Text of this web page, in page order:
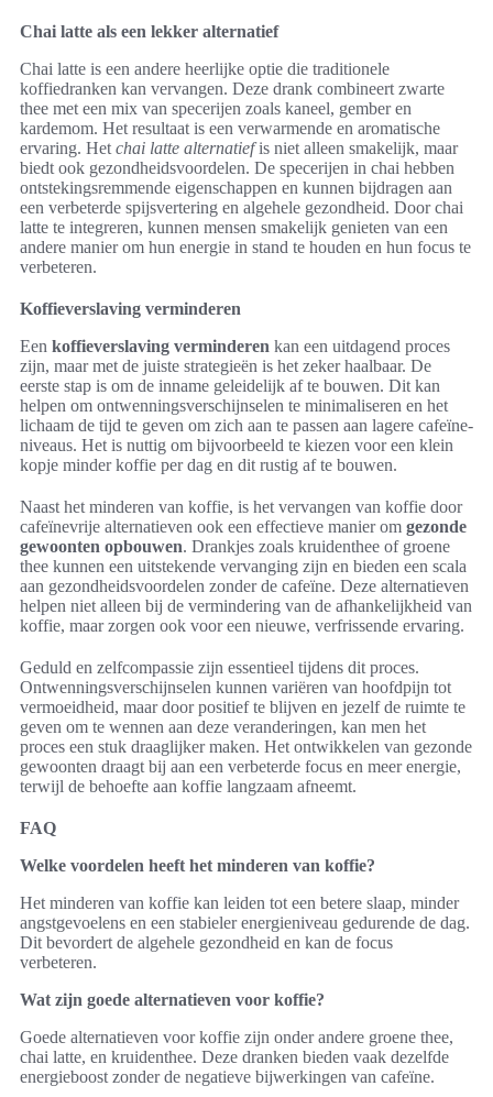
Chai latte als een lekker alternatief
Chai latte is een andere heerlijke optie die traditionele
koffiedranken kan vervangen. Deze drank combineert zwarte
thee met een mix van specerijen zoals kaneel, gember en
kardemom. Het resultaat is een verwarmende en aromatische
ervaring. Het chai latte alternatiefis niet alleen smakelijk, maar
biedt ook gezondheidsvoordelen. De specerijen in chai hebben
ontstekingsremmende eigenschappen en kunnen bijdragen aan
een verbeterde spijsvertering en algehele gezondheid. Door chai
latte te integreren, kunnen mensen smakelijk genieten van een
andere manier om hun energie in stand te houden en hun focus te
verbeteren.
Koffieverslaving verminderen
Een koffieverslaving verminderen kan een uitdagend proces
zijn, maar met de juiste strategieën is het zeker haalbaar. De
eerste stap is om de inname geleidelijk af te bouwen. Dit kan
helpen om ontwenningsverschijnselen te minimaliseren en het
lichaam de tijd te geven om zich aan te passen aan lagere cafeïne-
niveaus. Het is nuttig om bijvoorbeeld te kiezen voor een klein
kopje minder koffie per dag en dit rustig af te bouwen.
Naast het minderen van koffie, is het vervangen van koffie door
cafeïnevrije alternatieven ook een effectieve manier om gezonde
gewoonten opbouwen. Drankjes zoals kruidenthee of groene
thee kunnen een uitstekende vervanging zijn en bieden een scala
aan gezondheidsvoordelen zonder de cafeïne. Deze alternatieven
helpen niet alleen bij de vermindering van de afhankelijkheid van
koffie, maar zorgen ook voor een nieuwe, verfrissende ervaring.
Geduld en zelfcompassie zijn essentieel tijdens dit proces.
Ontwenningsverschijnselen kunnen variëren van hoofdpijn tot
vermoeidheid, maar door positief te blijven en jezelf de ruimte te
geven om te wennen aan deze veranderingen, kan men het
proces een stuk draaglijker maken. Het ontwikkelen van gezonde
gewoonten draagt bij aan een verbeterde focus en meer energie,
terwijl de behoefte aan koffie langzaam afneemt.
FAQ
Welke voordelen heeft het minderen van koffie?
Het minderen van koffie kan leiden tot een betere slaap, minder
angstgevoelens en een stabieler energieniveau gedurende de dag.
Dit bevordert de algehele gezondheid en kan de focus
verbeteren.
Wat zijn goede alternatieven voor koffie?
Goede alternatieven voor koffie zijn onder andere groene thee,
chai latte, en kruidenthee. Deze dranken bieden vaak dezelfde
energieboost zonder de negatieve bijwerkingen van cafeïne.